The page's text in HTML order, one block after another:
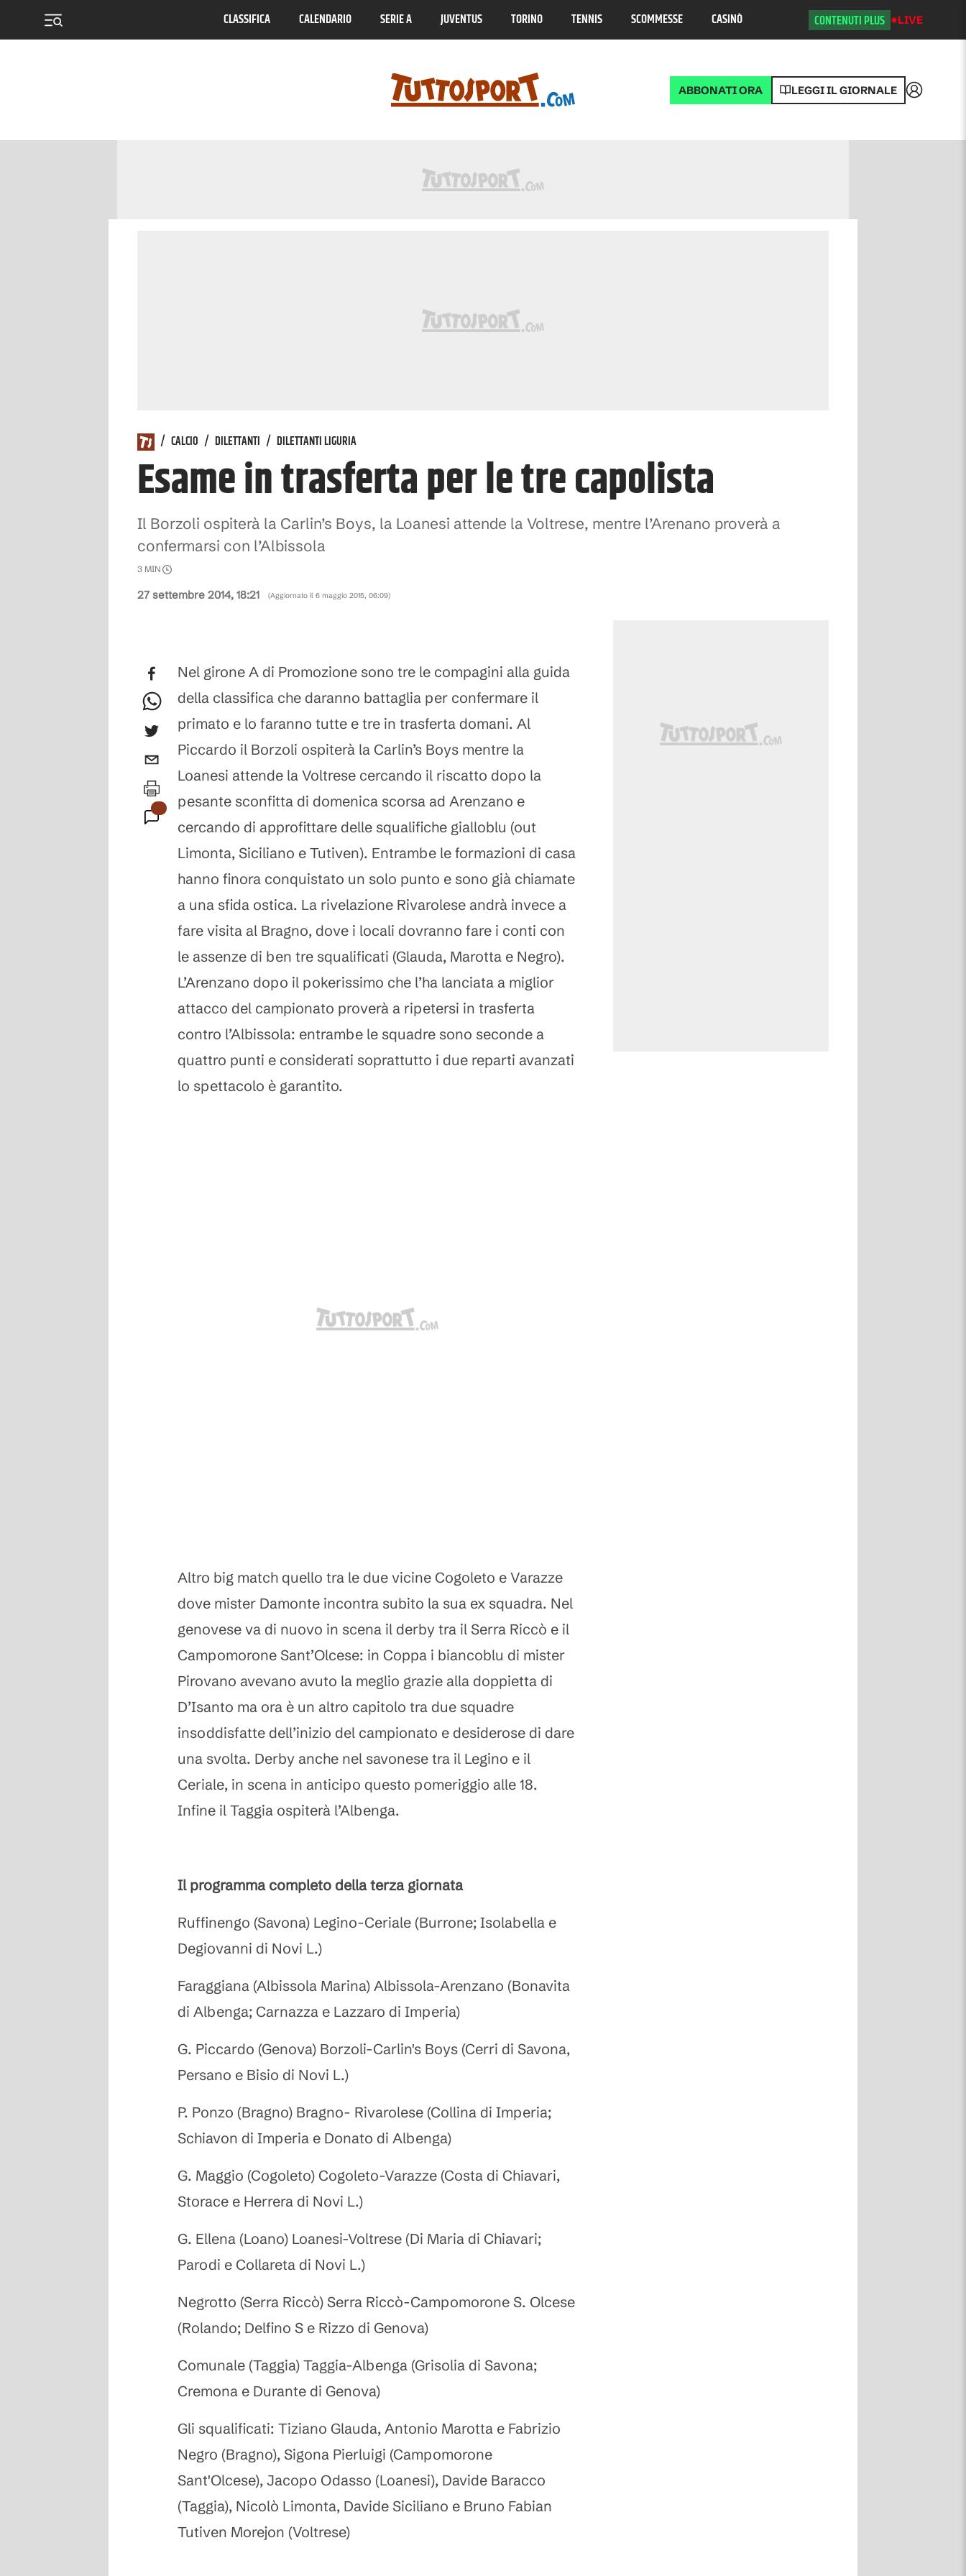
CLASSIFICA CALENDARIO SERIE A JUVENTUS TORINO TENNIS SCOMMESSE CASINÒ CONTENUTI PLUS LIVE
ABBONATI ORA LEGGI IL GIORNALE Accedi
/ CALCIO / DILETTANTI / DILETTANTI LIGURIA
Esame in trasferta per le tre capolista
Il Borzoli ospiterà la Carlin’s Boys, la Loanesi attende la Voltrese, mentre l’Arenano proverà a
confermarsi con l’Albissola
27 settembre 2014, 18:21 (Aggiornato il 6 maggio 2015, 06:09)
3 MIN
Nel girone A di Promozione sono tre le compagini alla guida
della classifica che daranno battaglia per confermare il
primato e lo faranno tutte e tre in trasferta domani. Al
Piccardo il Borzoli ospiterà la Carlin’s Boys mentre la
Loanesi attende la Voltrese cercando il riscatto dopo la
pesante sconfitta di domenica scorsa ad Arenzano e
cercando di approfittare delle squalifiche gialloblu (out
Limonta, Siciliano e Tutiven). Entrambe le formazioni di casa
hanno finora conquistato un solo punto e sono già chiamate
a una sfida ostica. La rivelazione Rivarolese andrà invece a
fare visita al Bragno, dove i locali dovranno fare i conti con
le assenze di ben tre squalificati (Glauda, Marotta e Negro).
L’Arenzano dopo il pokerissimo che l’ha lanciata a miglior
attacco del campionato proverà a ripetersi in trasferta
contro l’Albissola: entrambe le squadre sono seconde a
quattro punti e considerati soprattutto i due reparti avanzati
lo spettacolo è garantito.
Altro big match quello tra le due vicine Cogoleto e Varazze
dove mister Damonte incontra subito la sua ex squadra. Nel
genovese va di nuovo in scena il derby tra il Serra Riccò e il
Campomorone Sant’Olcese: in Coppa i biancoblu di mister
Pirovano avevano avuto la meglio grazie alla doppietta di
D’Isanto ma ora è un altro capitolo tra due squadre
insoddisfatte dell’inizio del campionato e desiderose di dare
una svolta. Derby anche nel savonese tra il Legino e il
Ceriale, in scena in anticipo questo pomeriggio alle 18.
Infine il Taggia ospiterà l’Albenga.
Il programma completo della terza giornata
Ruffinengo (Savona) Legino-Ceriale (Burrone; Isolabella e
Degiovanni di Novi L.)
Faraggiana (Albissola Marina) Albissola-Arenzano (Bonavita
di Albenga; Carnazza e Lazzaro di Imperia)
G. Piccardo (Genova) Borzoli-Carlin's Boys (Cerri di Savona,
Persano e Bisio di Novi L.)
P. Ponzo (Bragno) Bragno- Rivarolese (Collina di Imperia;
Schiavon di Imperia e Donato di Albenga)
G. Maggio (Cogoleto) Cogoleto-Varazze (Costa di Chiavari,
Storace e Herrera di Novi L.)
G. Ellena (Loano) Loanesi-Voltrese (Di Maria di Chiavari;
Parodi e Collareta di Novi L.)
Negrotto (Serra Riccò) Serra Riccò-Campomorone S. Olcese
(Rolando; Delfino S e Rizzo di Genova)
Comunale (Taggia) Taggia-Albenga (Grisolia di Savona;
Cremona e Durante di Genova)
Gli squalificati: Tiziano Glauda, Antonio Marotta e Fabrizio
Negro (Bragno), Sigona Pierluigi (Campomorone
Sant'Olcese), Jacopo Odasso (Loanesi), Davide Baracco
(Taggia), Nicolò Limonta, Davide Siciliano e Bruno Fabian
Tutiven Morejon (Voltrese)